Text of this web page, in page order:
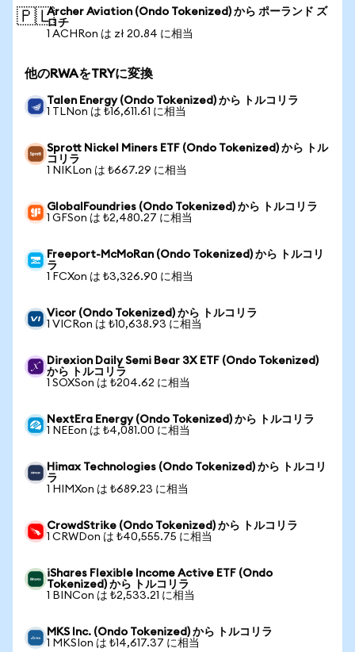
🇵🇱Archer Aviation (Ondo Tokenized) から ポーランド ズ
ロチ
1 ACHRon は zł 20.84 に相当
他のRWAをTRYに変換
Talen Energy (Ondo Tokenized) から トルコリラ
1 TLNon は ₺16,611.61 に相当
Sprott Nickel Miners ETF (Ondo Tokenized) から トル
コリラ
1 NIKLon は ₺667.29 に相当
GlobalFoundries (Ondo Tokenized) から トルコリラ
1 GFSon は ₺2,480.27 に相当
Freeport-McMoRan (Ondo Tokenized) から トルコリ
ラ
1 FCXon は ₺3,326.90 に相当
Vicor (Ondo Tokenized) から トルコリラ
1 VICRon は ₺10,638.93 に相当
Direxion Daily Semi Bear 3X ETF (Ondo Tokenized)
から トルコリラ
1 SOXSon は ₺204.62 に相当
NextEra Energy (Ondo Tokenized) から トルコリラ
1 NEEon は ₺4,081.00 に相当
Himax Technologies (Ondo Tokenized) から トルコリ
ラ
1 HIMXon は ₺689.23 に相当
CrowdStrike (Ondo Tokenized) から トルコリラ
1 CRWDon は ₺40,555.75 に相当
iShares Flexible Income Active ETF (Ondo
Tokenized) から トルコリラ
1 BINCon は ₺2,533.21 に相当
MKS Inc. (Ondo Tokenized) から トルコリラ
1 MKSIon は ₺14,617.37 に相当